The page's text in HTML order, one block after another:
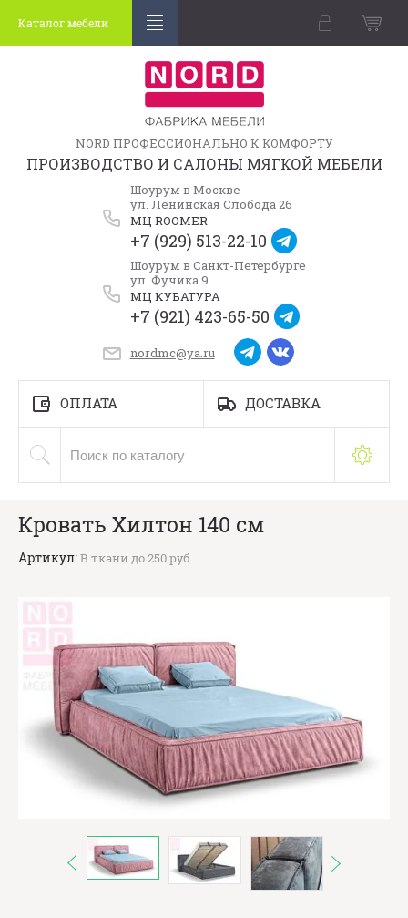
Каталог мебели
NORD ПРОФЕССИОНАЛЬНО К КОМФОРТУ
ПРОИЗВОДСТВО И САЛОНЫ МЯГКОЙ МЕБЕЛИ
Шоурум в Москве
ул. Ленинская Слобода 26
МЦ ROOMER
+7 (929) 513-22-10
Шоурум в Санкт-Петербурге
ул. Фучика 9
МЦ КУБАТУРА
+7 (921) 423-65-50
nordmc@ya.ru
ОПЛАТА ДОСТАВКА
Кровать Хилтон 140 см
Артикул:В ткани до 250 руб